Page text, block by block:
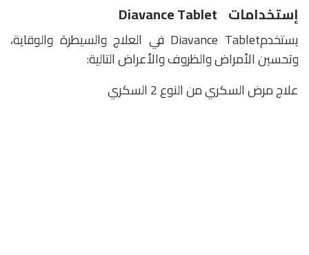
إستخدامات Diavance Tablet
يستخدمDiavance Tablet في العلاج والسيطرة والوقاية،
وتحسين الأمراض والظروف والأعراض التالية:
علاج مرض السكري من النوع 2 السكري